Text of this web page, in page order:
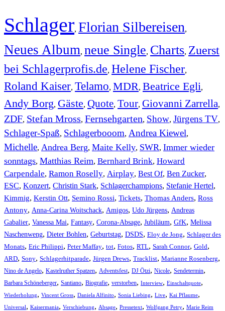
Schlager, Florian Silbereisen,
Neues Album, neue Single, Charts, Zuerst
bei Schlagerprofis.de, Helene Fischer,
Roland Kaiser, Telamo, MDR, Beatrice Egli,
Andy Borg, Gäste, Quote, Tour, Giovanni Zarrella,
ZDF, Stefan Mross, Fernsehgarten, Show, Jürgens TV,
Schlager-Spaß, Schlagerbooom, Andrea Kiewel,
Michelle, Andrea Berg, Maite Kelly, SWR, Immer wieder
sonntags, Matthias Reim, Bernhard Brink, Howard
Carpendale, Ramon Roselly, Airplay, Best Of, Ben Zucker,
ESC, Konzert, Christin Stark, Schlagerchampions, Stefanie Hertel,
Kimmig, Kerstin Ott, Semino Rossi, Tickets, Thomas Anders, Ross
Antony, Anna-Carina Woitschack, Amigos, Udo Jürgens, Andreas
Gabalier, Vanessa Mai, Fantasy, Corona-Absage, Jubiläum, GfK, Melissa
Naschenweng, Dieter Bohlen, Geburtstag, DSDS, Eloy de Jong, Schlager des
Monats, Eric Philippi, Peter Maffay, tot, Fotos, RTL, Sarah Connor, Gold,
ARD, Sony, Schlagerhitparade, Jürgen Drews, Tracklist, Marianne Rosenberg,
Nino de Angelo, Kastelruther Spatzen, Adventsfest, DJ Ötzi, Nicole, Sendetermin,
Barbara Schöneberger, Santiano, Biografie, verstorben, Interview, Einschaltquote,
Wiederholung, Vincent Gross, Daniela Alfinito, Sonia Liebing, Live, Kai Pflaume,
Universal, Kaisermania, Verschiebung, Absage, Pressetext, Wolfgang Petry, Marie Reim